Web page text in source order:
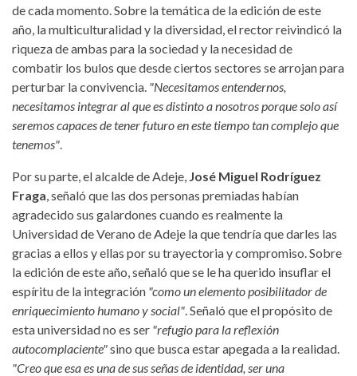
de cada momento. Sobre la temática de la edición de este
año, la multiculturalidad y la diversidad, el rector reivindicó la
riqueza de ambas para la sociedad y la necesidad de
combatir los bulos que desde ciertos sectores se arrojan para
perturbar la convivencia. "Necesitamos entendernos,
necesitamos integrar al que es distinto a nosotros porque solo así
seremos capaces de tener futuro en este tiempo tan complejo que
tenemos".
Por su parte, el alcalde de Adeje, José Miguel Rodríguez
Fraga, señaló que las dos personas premiadas habían
agradecido sus galardones cuando es realmente la
Universidad de Verano de Adeje la que tendría que darles las
gracias a ellos y ellas por su trayectoria y compromiso. Sobre
la edición de este año, señaló que se le ha querido insuflar el
espíritu de la integración "como un elemento posibilitador de
enriquecimiento humano y social". Señaló que el propósito de
esta universidad no es ser "refugio para la reflexión
autocomplaciente"sino que busca estar apegada a la realidad.
"Creo que esa es una de sus señas de identidad, ser una